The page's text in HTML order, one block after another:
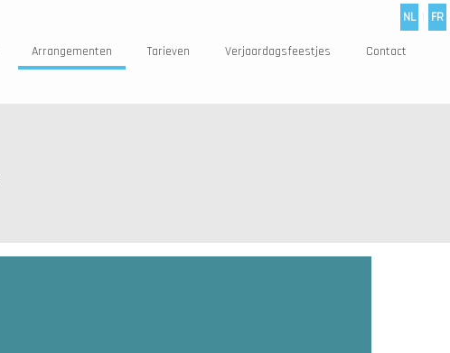
NL FR
Arrangementen Tarieven Verjaardagsfeestjes Contact